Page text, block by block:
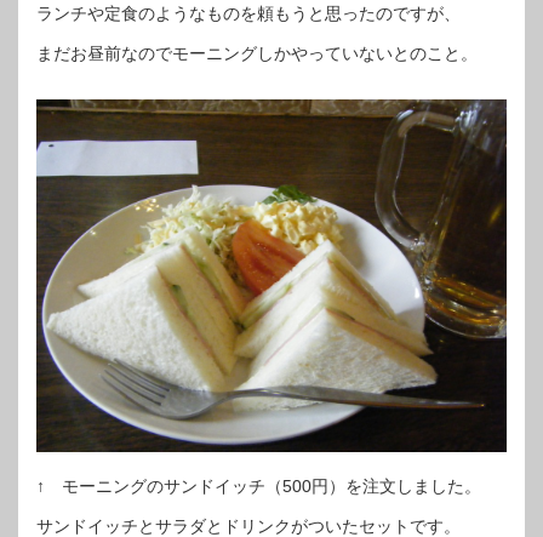
ランチや定食のようなものを頼もうと思ったのですが、
まだお昼前なのでモーニングしかやっていないとのこと。
↑ モーニングのサンドイッチ（500円）を注文しました。
サンドイッチとサラダとドリンクがついたセットです。